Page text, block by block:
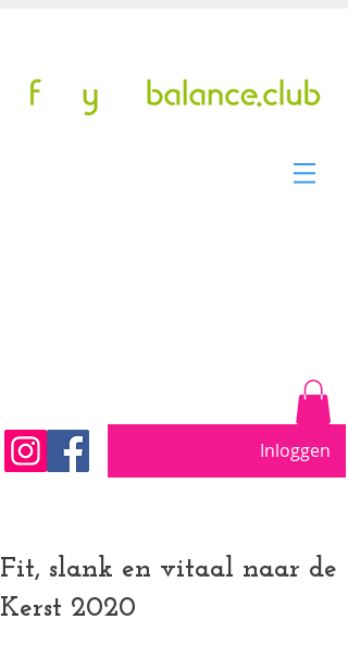
Inloggen
Fit, slank en vitaal naar de
Kerst 2020